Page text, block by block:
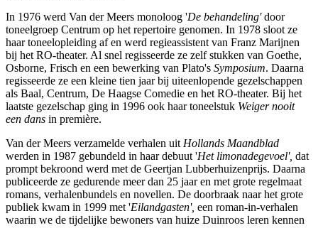
In 1976 werd Van der Meers monoloog 'De behandeling'door
toneelgroep Centrum op het repertoire genomen. In 1978 sloot ze
haar toneelopleiding af en werd regieassistent van Franz Marijnen
bij het RO-theater. Al snel regisseerde ze zelf stukken van Goethe,
Osborne, Frisch en een bewerking van Plato's Symposium. Daarna
regisseerde ze een kleine tien jaar bij uiteenlopende gezelschappen
als Baal, Centrum, De Haagse Comedie en het RO-theater. Bij het
laatste gezelschap ging in 1996 ook haar toneelstuk Weiger nooit
een dans in première.
Van der Meers verzamelde verhalen uit Hollands Maandblad
werden in 1987 gebundeld in haar debuut 'Het limonadegevoel', dat
prompt bekroond werd met de Geertjan Lubberhuizenprijs. Daarna
publiceerde ze gedurende meer dan 25 jaar en met grote regelmaat
romans, verhalenbundels en novellen. De doorbraak naar het grote
publiek kwam in 1999 met 'Eilandgasten', een roman-in-verhalen
waarin we de tijdelijke bewoners van huize Duinroos leren kennen